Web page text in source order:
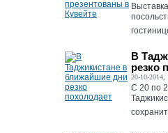
В
резко
20-10-2014,
С 20 по